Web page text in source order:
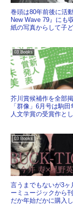
巻頭は80年前後に活
New Wave 79』にも
紙の写真からして子
03 Books
芥川賞候補作を全部
「群像」6月号は駒
人文学賞の受賞作と
03 Books
言うまでもないが3ヶ
ーミュージックから
だか年始だかに購入